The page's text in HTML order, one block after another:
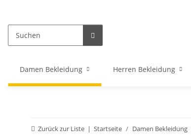
Damen Bekleidung Herren Bekleidung
Zurück zur Liste Startseite Damen Bekleidung